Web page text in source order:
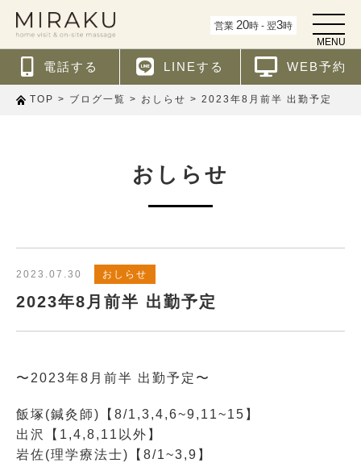
営業 20時 - 翌3時
t
o
g
l
n
a
MENU
電話する LINEする WEB予約
TOP > ブログ一覧 > おしらせ > 2023年8月前半 出勤予定
おしらせ
2023.07.30 おしらせ
2023年8月前半 出勤予定
〜2023年8月前半 出勤予定〜
飯塚(鍼灸師)【8/1,3,4,6~9,11~15】
出沢【1,4,8,11以外】
岩佐(理学療法士)【8/1~3,9】